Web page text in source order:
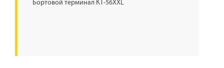
Бортовой терминал КТ-56XXL